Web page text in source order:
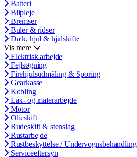
Batteri
Bilpleje
Bremser
Buler & ridser
Dæk, hjul & hjulskifte
Vis mere
Elektrisk arbejde
Fejlsøgning
Firehjulsudmåling & Sporing
Gearkasse
Kobling
Lak- og malerarbejde
Motor
Olieskift
Rudeskift & stenslag
Rustarbejde
Rustbeskyttelse / Undervognsbehandling
Serviceeftersyn